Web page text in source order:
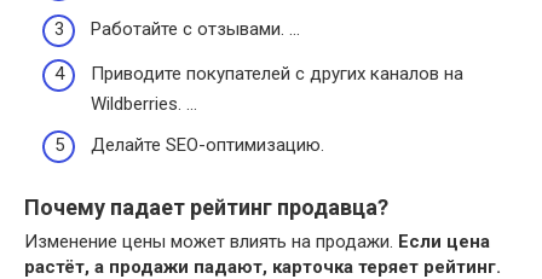
Работайте с отзывами. …
Приводите покупателей с других каналов на
Wildberries. …
Делайте SEO-оптимизацию.
Почему падает рейтинг продавца?
Изменение цены может влиять на продажи. Если цена
растёт, а продажи падают, карточка теряет рейтинг.